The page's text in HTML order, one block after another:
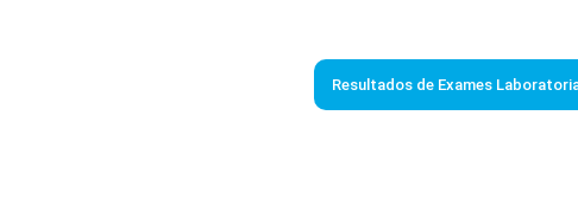
Resultados de Exames